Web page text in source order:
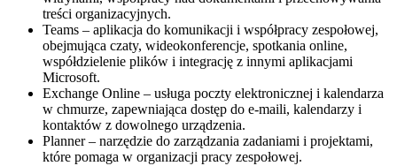
treści organizacyjnych.
Teams – aplikacja do komunikacji i współpracy zespołowej,
obejmująca czaty, wideokonferencje, spotkania online,
współdzielenie plików i integrację z innymi aplikacjami
Microsoft.
Exchange Online – usługa poczty elektronicznej i kalendarza
w chmurze, zapewniająca dostęp do e-maili, kalendarzy i
kontaktów z dowolnego urządzenia.
Planner – narzędzie do zarządzania zadaniami i projektami,
które pomaga w organizacji pracy zespołowej.